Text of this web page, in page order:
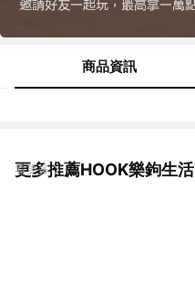
商品資訊
更多推薦HOOK樂鉤生活
看更多